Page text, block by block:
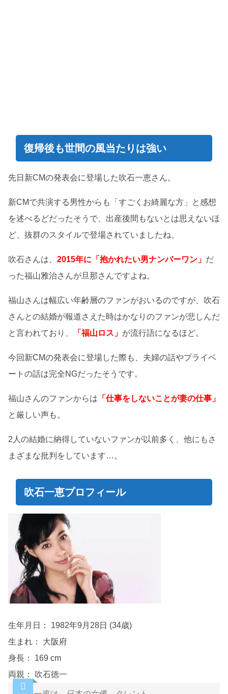
復帰後も世間の風当たりは強い
先日新CMの発表会に登場した吹石一恵さん。
新CMで共演する男性からも「すごくお綺麗な方」と感想
を述べるどだったそうで、出産後間もないとは思えないほ
ど、抜群のスタイルで登場されていましたね。
吹石さんは、 2015年に 「抱かれたい男ナンバーワン」 だ
った福山雅治さんが旦那さんですよね。
福山さんは幅広い年齢層のファンがおいるのですが、吹石
さんとの結婚が報道さえた時はかなりのファンが悲しんだ
と言われており、
「福山ロス」 が流行語になるほど。
今回新CMの発表会に登場した際も、夫婦の話やプライベ
ートの話は完全NGだったそうです。
福山さんのファンからは 「仕事をしないことが妻の仕事」
と厳しい声も。
2人の結婚に納得していないファンが以前多く、他にもさ
まざまな批判をしています…。
吹石一恵プロフィール
生年月日： 1982年9月28日 (34歳)
生まれ： 大阪府
身長： 169 cm
両親： 吹石徳一